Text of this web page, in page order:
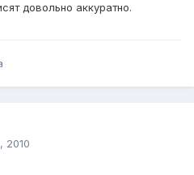
довольно аккуратно.
2010